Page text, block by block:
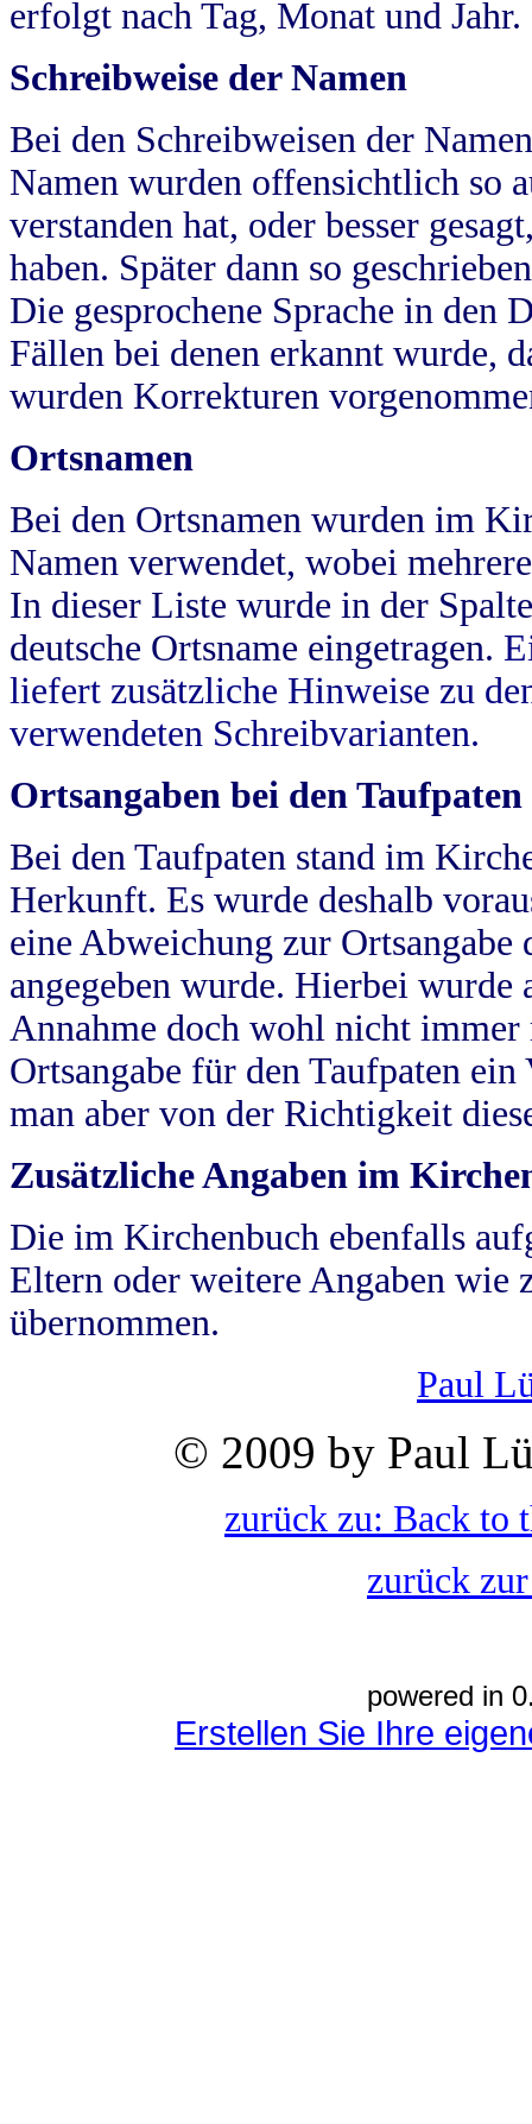
erfolgt nach Tag, Monat und Jahr.
Schreibweise der Namen
Bei den Schreibweisen der
Namen wurden offensichtlich so
verstanden hat, oder besser
haben. Später dann so
Die gesprochene Sprache in
Fällen bei denen erkannt wurde,
wurden Korrekturen
Ortsnamen
Bei den Ortsnamen wurden im
Namen verwendet, wobei
In dieser Liste wurde in der
deutsche Ortsname eingetragen.
liefert zusätzliche Hinweise zu
verwendeten Schreibvarianten.
Ortsangaben bei den Taufpaten
Bei den Taufpaten stand im
Herkunft. Es wurde deshalb
eine Abweichung zur
angegeben wurde. Hierbei wurde
Annahme doch wohl nicht
Ortsangabe für den Taufpaten
man aber von der Richtigkeit
Zusätzliche Angaben im
Die im Kirchenbuch ebenfalls
Eltern oder weitere Angaben wie
übernommen.
Paul
© 2009 by Paul
zurück zu: Back to
zurück
powered in
Erstellen Sie Ihre